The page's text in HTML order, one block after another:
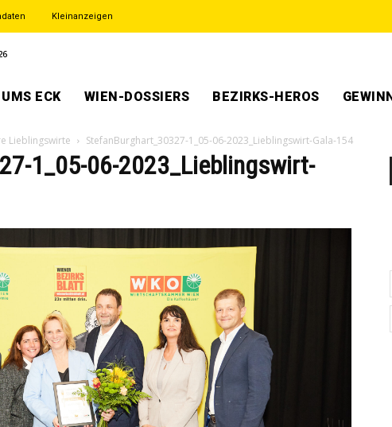
Kleinanzeigen
ECK WIEN-DOSSIERS BEZIRKS-HEROS
Lieblingswirte StefanBurghart_30327-1_05-06-2023_Lieblingswirt-Gala-154
1_05-06-2023_Lieblingswirt-